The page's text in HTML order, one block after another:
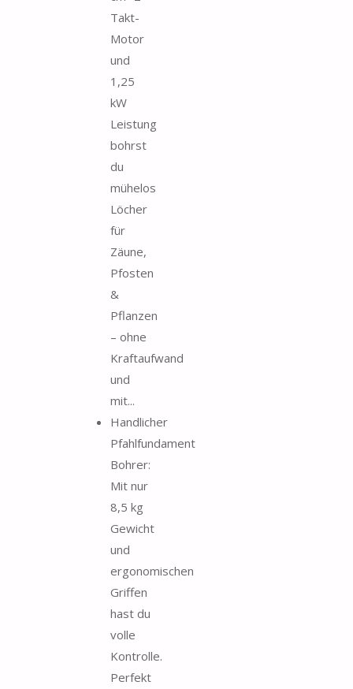
Takt-
Motor
und
1,25
kW
Leistung
bohrst
du
mühelos
Löcher
für
Zäune,
Pfosten
&
Pflanzen
– ohne
Kraftaufwand
und
mit...
Handlicher
Pfahlfundament
Bohrer:
Mit nur
8,5 kg
Gewicht
und
ergonomischen
Griffen
hast du
volle
Kontrolle.
Perfekt